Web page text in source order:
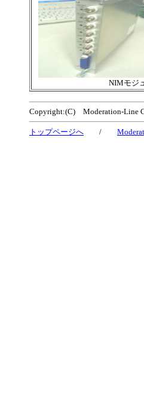
NIMモジ
Copyright:(C) Moderation-Line
トップページへ /